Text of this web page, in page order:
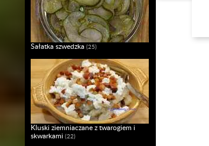
Sałatka szwedzka (25)
Kluski ziemniaczane z twarogiem i
skwarkami (22)